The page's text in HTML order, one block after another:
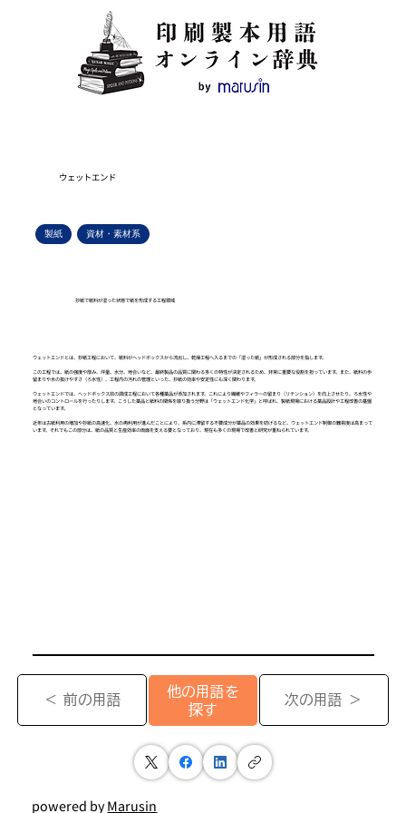
ウェットエンド
製紙 資材・素材系
抄紙で紙料が湿った状態で紙を形成する工程領域
ウェットエンドとは、抄紙工程において、紙料がヘッドボックスから流出し、乾燥工程へ入るまでの「湿った紙」が形成される部分を指します。
この工程では、紙の強度や厚み、坪量、水分、地合いなど、最終製品の品質に関わる多くの特性が決定されるため、非常に重要な役割を担っています。また、紙料の歩
留まりや水の抜けやすさ（ろ水性）、工程内の汚れの管理といった、抄紙の効率や安定性にも深く関わります。
ウェットエンドでは、ヘッドボックス前の調成工程において各種薬品が添加されます。これにより繊維やフィラーの留まり（リテンション）を向上させたり、ろ水性や
地合いのコントロールを行ったりします。こうした薬品と紙料の関係を取り扱う分野は「ウェットエンド化学」と呼ばれ、製紙現場における薬品設計や工程改善の基盤
となっています。
近年は古紙利用の増加や抄紙の高速化、水の再利用が進んだことにより、系内に滞留する不要成分が薬品の効果を妨げるなど、ウェットエンド制御の難易度は高まって
います。それでもこの部分は、紙の品質と生産効率の両面を支える要となっており、現在も多くの現場で改善と研究が重ねられています。
＜ 前の用語
他の用語を
探す
次の用語 ＞
powered byMarusin